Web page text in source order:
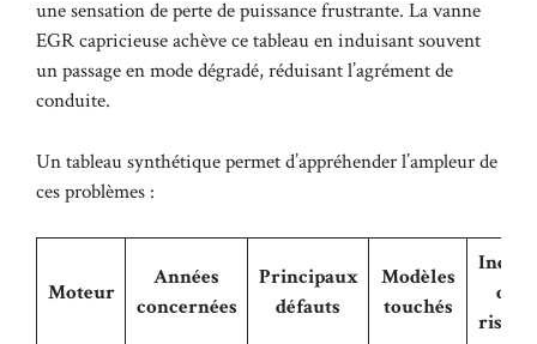
une sensation de perte de puissance frustrante. La vanne
EGR capricieuse achève ce tableau en induisant souvent
un passage en mode dégradé, réduisant l’agrément de
conduite.
Un tableau synthétique permet d’appréhender l’ampleur de
ces problèmes :
Moteur
Années
concernées
Principaux
défauts
Modèles
touchés
Indice
de
risque